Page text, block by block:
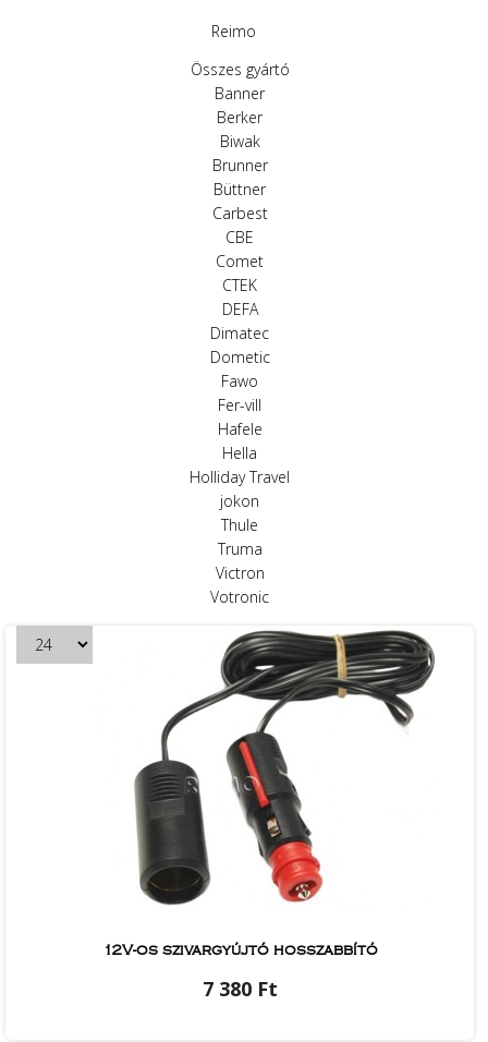
Reimo
Összes gyártó
Banner
Berker
Biwak
Brunner
Büttner
Carbest
CBE
Comet
CTEK
DEFA
Dimatec
Dometic
Fawo
Fer-vill
Hafele
Hella
Holliday Travel
jokon
Thule
Truma
Victron
Votronic
12V-os szivargyújtó hosszabbító
7 380 Ft